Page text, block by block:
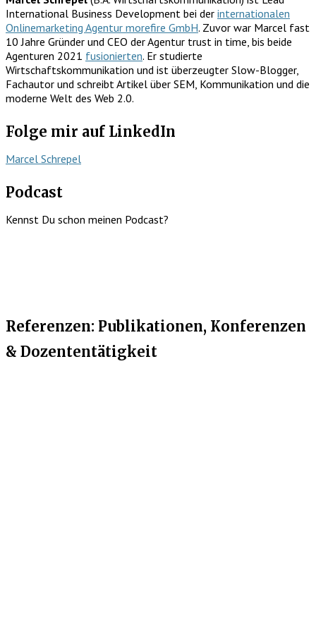
International Business Development bei der internationalen
Onlinemarketing Agentur morefire GmbH. Zuvor war Marcel fast
10 Jahre Gründer und CEO der Agentur trust in time, bis beide
Agenturen 2021 fusionierten. Er studierte
Wirtschaftskommunikation und ist überzeugter Slow-Blogger,
Fachautor und schreibt Artikel über SEM, Kommunikation und die
moderne Welt des Web 2.0.
Folge mir auf LinkedIn
Marcel Schrepel
Podcast
Kennst Du schon meinen Podcast?
Referenzen: Publikationen, Konferenzen
& Dozententätigkeit